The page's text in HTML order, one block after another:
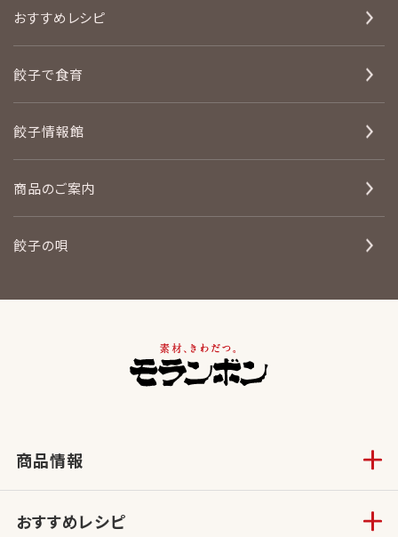
おすすめレシピ
餃子で食育
餃子情報館
商品のご案内
餃子の唄
商品情報
おすすめレシピ